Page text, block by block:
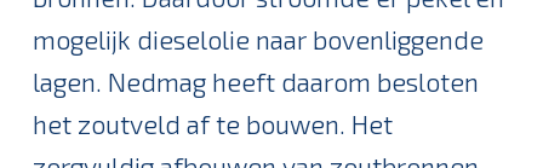
mogelijk dieselolie naar bovenliggende
lagen. Nedmag heeft daarom besloten
het zoutveld af te bouwen. Het